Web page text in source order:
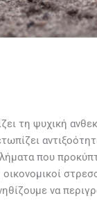
τη ψυχική
που
να